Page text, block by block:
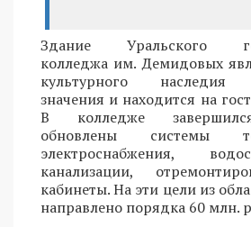
Здание Уральского
колледжа им. Демидовых
культурного наследия
значения и находится на
В колледже
обновлены системы
электроснабжения,
канализации,
кабинеты. На эти цели из
направлено порядка 60 млн.